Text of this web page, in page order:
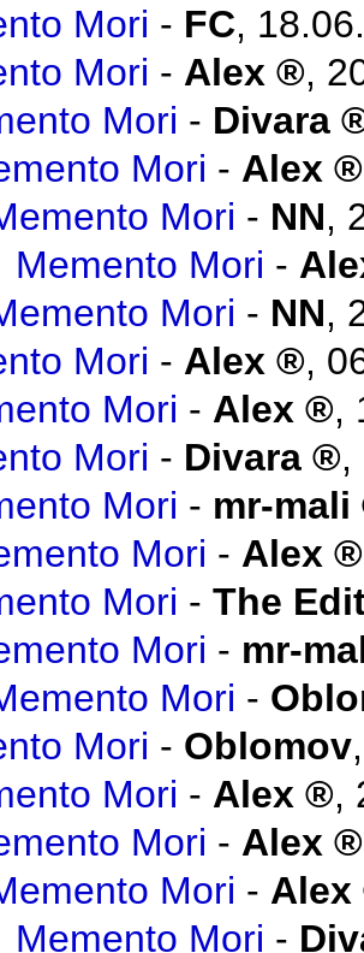
Mori - FC,
Mori - Alex ,
Mori - Divara
Mori - Alex
Mori - NN,
Memento Mori -
Mori - NN,
Mori - Alex ,
Mori - Alex ,
Mori - Divara ,
Mori - mr-mali
Mori - Alex
Mori - The
Mori - mr-
Mori -
Mori - Oblomov
Mori - Alex ,
Mori - Alex
Mori - Alex
Memento Mori -